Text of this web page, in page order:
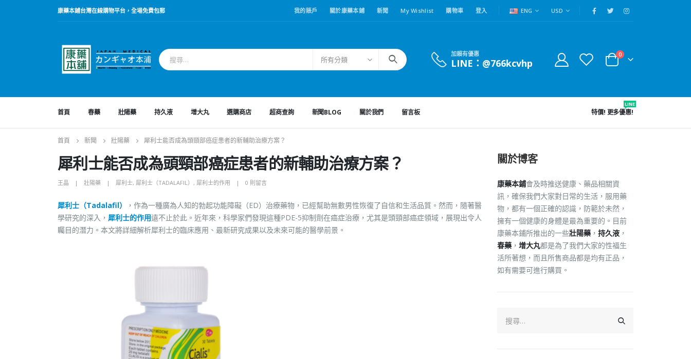
康藥本鋪台灣在線購物平台，全場免費包郵 我的賬戶 關於康藥本鋪 新聞 My Wishlist 購物車 登入 ENG USD
所有分類
加賴有優惠
LINE：@766kcvhp
0
首頁 春藥 壯陽藥 持久液 增大丸 選購商店 超商查詢 新聞BLOG 關於我們 留言板 特價! 更多優惠!
LINE
首頁 新聞 壯陽藥 犀利士能否成為頭頸部癌症患者的新輔助治療方案？
犀利士能否成為頭頸部癌症患者的新輔助治療方案？
王晶 壯陽藥 犀利士, 犀利士（TADALAFIL） , 犀利士的作用 0 則留言
犀利士（Tadalafil）
，作為一種廣為人知的勃起功能障礙（ED）治療藥物，已經幫助無數男性恢復了自信和生活品質。然而，隨著醫
學研究的深入， 犀利士的作用遠不止於此。近年來，科學家們發現這種PDE-5抑制劑在癌症治療，尤其是頭頸部癌症領域，展現出令人
矚目的潛力。本文將詳細解析犀利士的臨床應用、最新研究成果以及未來可能的醫學前景。
關於博客
康藥本鋪會及時推送健康、藥品相關資
訊，確保我們大家對日常的生活，服用藥
物，都有一個正確的認識，防範於未然，
擁有一個健康的身體是最為重要的。目前
康藥本鋪所推出的一些壯陽藥 ， 持久液 ，
春藥 ， 增大丸都是為了我們大家的性福生
活所著想，而且所售商品都是均有正品，
如有需要可進行購買。